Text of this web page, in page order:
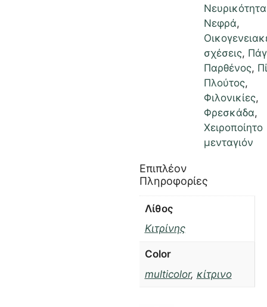
Νευρικότητα
Νεφρά,
σχέσεις,
Παρθένος,
Πλούτος,
Φιλονικίες,
Φρεσκάδα,
Χειροποίητο
μενταγιόν
Επιπλέον
Πληροφορίες
Λίθος
Κιτρίνης
Color
multicolor, κίτρινο